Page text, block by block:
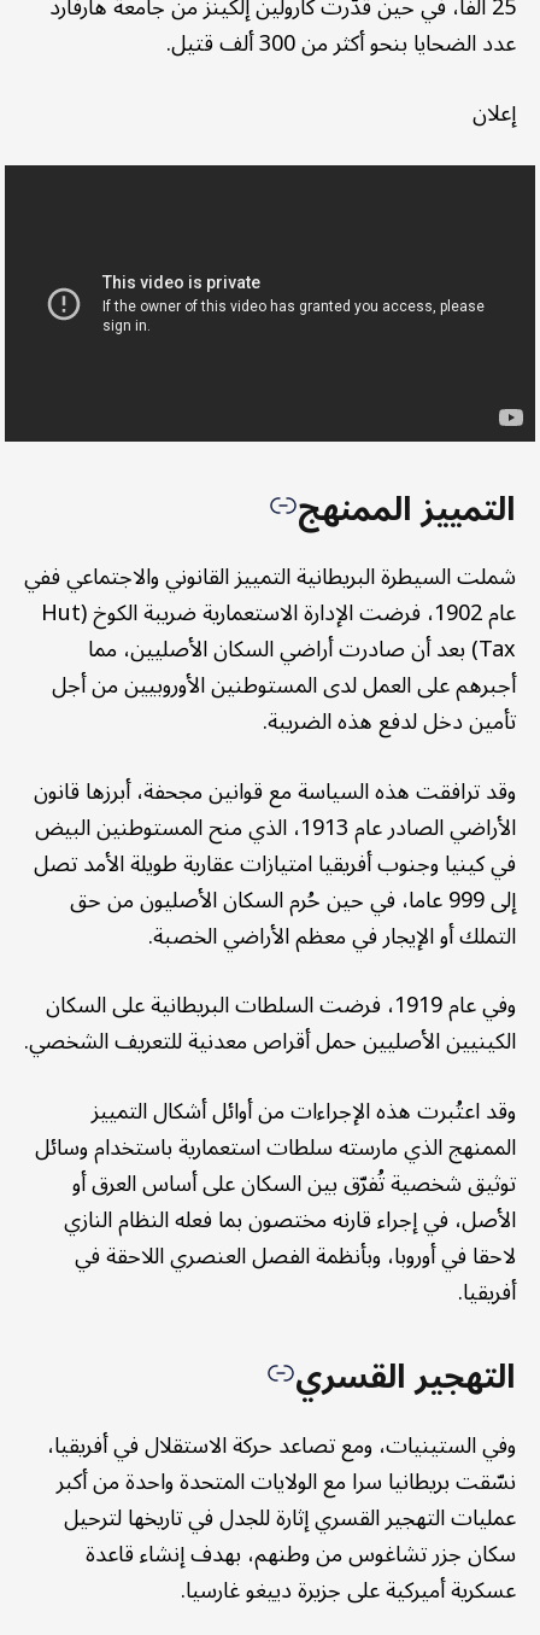
عدد الضحايا بنحو أكثر من 300 ألف قتيل.
إعلان
التمييز الممنهج
شملت السيطرة البريطانية التمييز القانوني والاجتماعي ففي
عام 1902، فرضت الإدارة الاستعمارية ضريبة الكوخ (Hut
Tax) بعد أن صادرت أراضي السكان الأصليين، مما
أجبرهم على العمل لدى المستوطنين الأوروبيين من أجل
تأمين دخل لدفع هذه الضريبة.
وقد ترافقت هذه السياسة مع قوانين مجحفة، أبرزها قانون
الأراضي الصادر عام 1913، الذي منح المستوطنين البيض
في كينيا وجنوب أفريقيا امتيازات عقارية طويلة الأمد تصل
إلى 999 عاما، في حين حُرم السكان الأصليون من حق
التملك أو الإيجار في معظم الأراضي الخصبة.
وفي عام 1919، فرضت السلطات البريطانية على السكان
الكينيين الأصليين حمل أقراص معدنية للتعريف الشخصي.
وقد اعتُبرت هذه الإجراءات من أوائل أشكال التمييز
الممنهج الذي مارسته سلطات استعمارية باستخدام وسائل
توثيق شخصية تُفرّق بين السكان على أساس العرق أو
الأصل، في إجراء قارنه مختصون بما فعله النظام النازي
لاحقا في أوروبا، وبأنظمة الفصل العنصري اللاحقة في
أفريقيا.
التهجير القسري
وفي الستينيات، ومع تصاعد حركة الاستقلال في أفريقيا،
نسّقت بريطانيا سرا مع الولايات المتحدة واحدة من أكبر
عمليات التهجير القسري إثارة للجدل في تاريخها لترحيل
سكان جزر تشاغوس من وطنهم، بهدف إنشاء قاعدة
عسكرية أميركية على جزيرة دييغو غارسيا.